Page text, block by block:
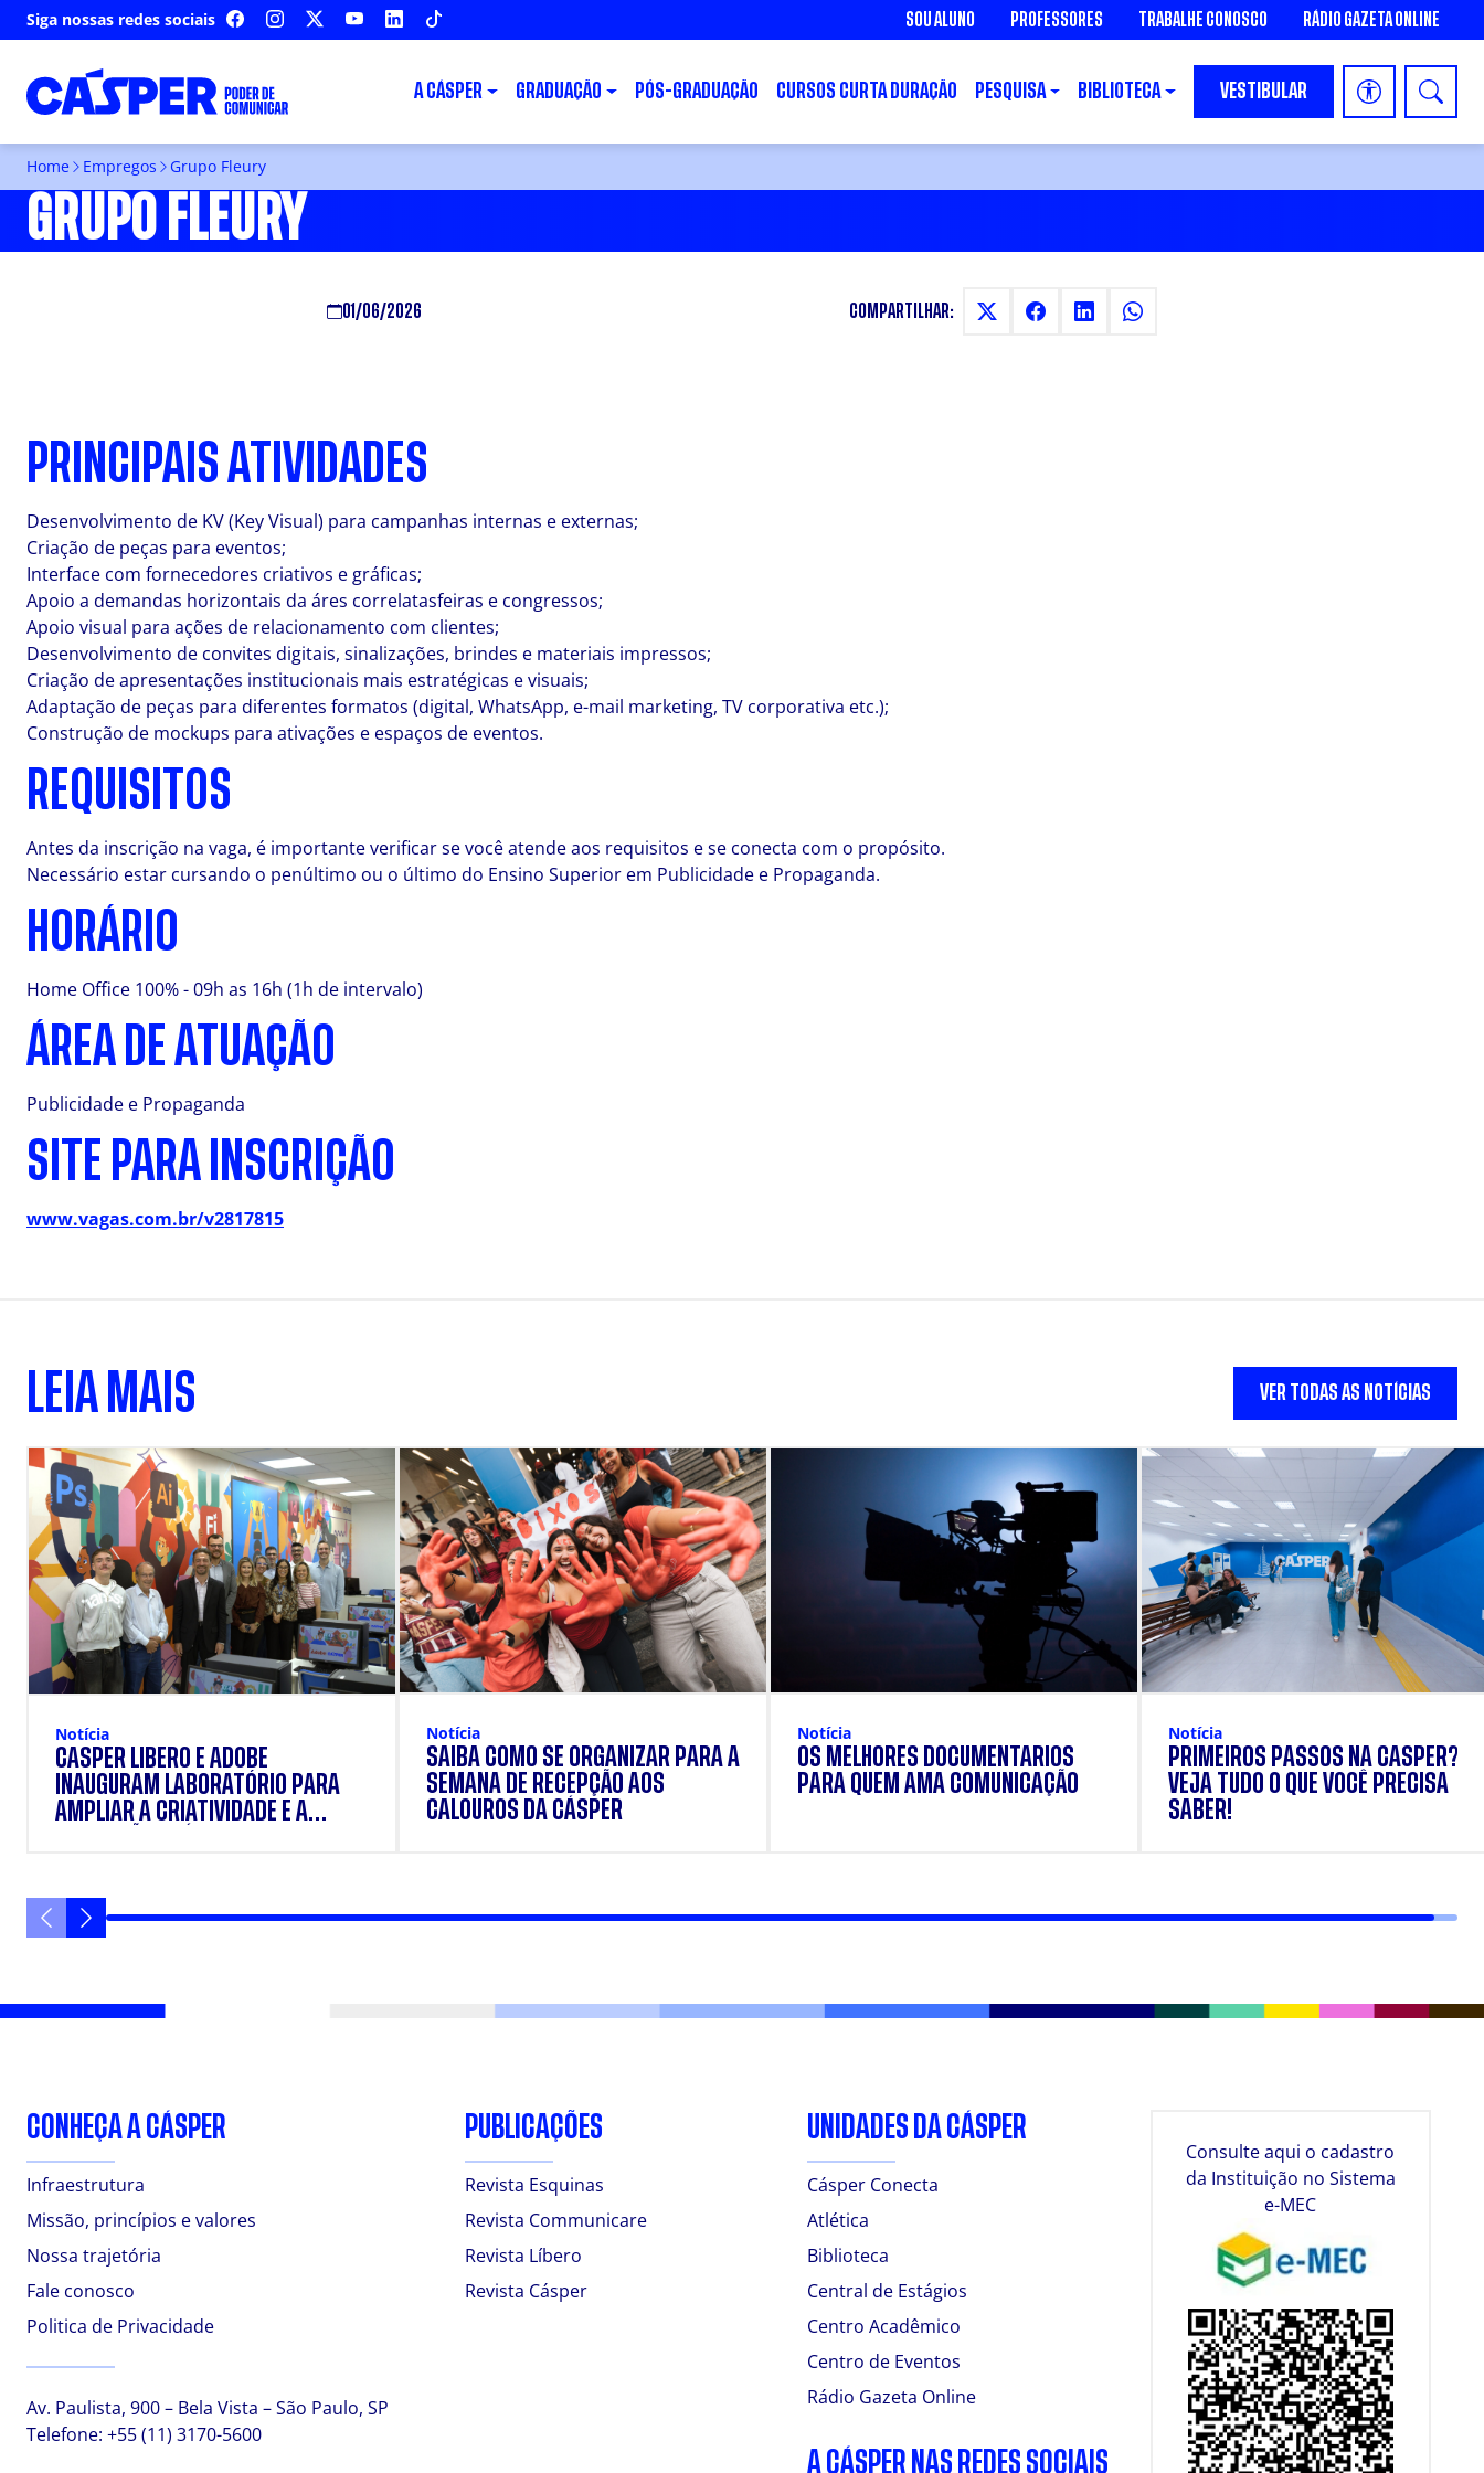
Siga nossas redes sociais FACEBOOKINSTAGRAM YOUTUBELINKEDIN SOU ALUNO PROFESSORES TRABALHE CONOSCO RÁDIO GAZETA ONLINE
A CÁSPER GRADUAÇÃO PÓS-GRADUAÇÃO CURSOS CURTA DURAÇÃO PESQUISA BIBLIOTECA VESTIBULAR
Home Empregos Grupo Fleury
GRUPO FLEURY
01/06/2026 COMPARTILHAR:
PRINCIPAIS ATIVIDADES
Desenvolvimento de KV (Key Visual) para campanhas internas e externas;
Criação de peças para eventos;
Interface com fornecedores criativos e gráficas;
Apoio a demandas horizontais da áres correlatasfeiras e congressos;
Apoio visual para ações de relacionamento com clientes;
Desenvolvimento de convites digitais, sinalizações, brindes e materiais impressos;
Criação de apresentações institucionais mais estratégicas e visuais;
Adaptação de peças para diferentes formatos (digital, WhatsApp, e-mail marketing, TV corporativa etc.);
Construção de mockups para ativações e espaços de eventos.
REQUISITOS
Antes da inscrição na vaga, é importante verificar se você atende aos requisitos e se conecta com o propósito.
Necessário estar cursando o penúltimo ou o último do Ensino Superior em Publicidade e Propaganda.
HORÁRIO
Home Office 100% - 09h as 16h (1h de intervalo)
ÁREA DE ATUAÇÃO
Publicidade e Propaganda
SITE PARA INSCRIÇÃO
www.vagas.com.br/v2817815
LEIA MAIS VER TODAS AS NOTÍCIAS
Notícia
CÁSPER LÍBERO E ADOBE
INAUGURAM LABORATÓRIO PARA
AMPLIAR A CRIATIVIDADE E A
Notícia
SAIBA COMO SE ORGANIZAR PARA A
SEMANA DE RECEPÇÃO AOS
CALOUROS DA CÁSPER
Notícia
OS MELHORES DOCUMENTÁRIOS
PARA QUEM AMA COMUNICAÇÃO
Notícia
PRIMEIROS PASSOS NA CÁSPER?
VEJA TUDO O QUE VOCÊ PRECISA
SABER!
CONHEÇA A CÁSPER
Infraestrutura
Missão, princípios e valores
Nossa trajetória
Fale conosco
Politica de Privacidade
Av. Paulista, 900 – Bela Vista – São Paulo, SP
Telefone: +55 (11) 3170-5600
PUBLICAÇÕES
Revista Esquinas
Revista Communicare
Revista Líbero
Revista Cásper
UNIDADES DA CÁSPER
Cásper Conecta
Atlética
Biblioteca
Central de Estágios
Centro Acadêmico
Centro de Eventos
Rádio Gazeta Online
A CÁSPER NAS REDES SOCIAIS
Consulte aqui o cadastro
da Instituição no Sistema
e-MEC